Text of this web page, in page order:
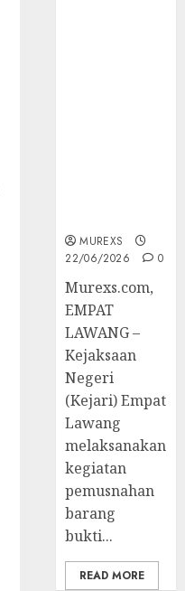
MUREXS
22/06/2026
0
‎Murexs.com,
EMPAT
LAWANG –
Kejaksaan
Negeri
(Kejari) Empat
Lawang
melaksanakan
kegiatan
pemusnahan
barang
bukti...
READ MORE